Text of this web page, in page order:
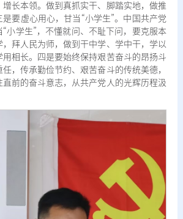
长本领。做到真抓实干、脚踏实地，做推
要虚心用心，甘当“小学生”。中国共产党
“小学生”，不懂就问、不耻下问，要克服本
拜人民为师，做到干中学、学中干，学以
用相长。四是要始终保持艰苦奋斗的昂扬斗
，传承勤俭节约、艰苦奋斗的传统美德，
直前的奋斗意志，从共产党人的光辉历程汲